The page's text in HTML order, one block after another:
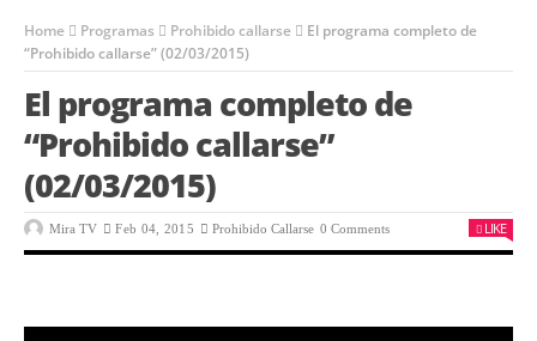
Home Programas Prohibido callarse
El programa completo de
“Prohibido callarse” (02/03/2015)
El programa completo de
“Prohibido callarse”
(02/03/2015)
Mira TV Feb 04, 2015 Prohibido Callarse 0 Comments LIKE